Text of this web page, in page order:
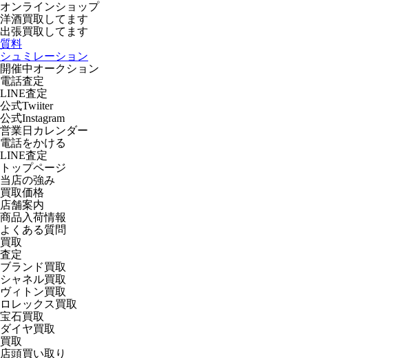
オンラインショップ
洋酒買取してます
出張買取 してます
質料
シュミレーション
開催中オークション
電話査定
LINE査定
公式Twiiter
公式Instagram
営業日カレンダー
電話をかける
LINE査定
トップページ
当店の強み
買取価格
店舗案内
商品入荷情報
よくある質問
買取
査定
ブランド買取
シャネル買取
ヴィトン買取
ロレックス買取
宝石買取
ダイヤ買取
買取
店頭買い取り